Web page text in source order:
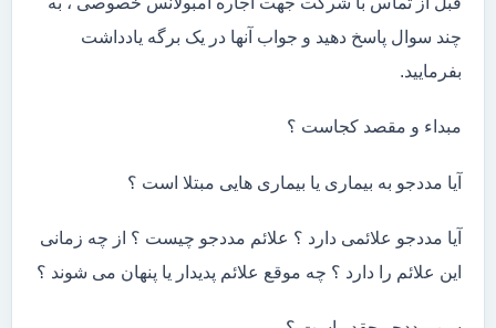
چند سوال پاسخ دهید و جواب آنها در یک برگه یادداشت
بفرمایید.
مبداء و مقصد کجاست ؟
آیا مددجو به بیماری یا بیماری هایی مبتلا است ؟
آیا مددجو علائمی دارد ؟ علائم مددجو چیست ؟ از چه زمانی
این علائم را دارد ؟ چه موقع علائم پدیدار یا پنهان می شوند ؟